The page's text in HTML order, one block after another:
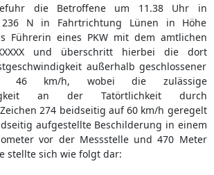
die Betroffene um 11.38 Uhr in
N in Fahrtrichtung Lünen in Höhe
Führerin eines PKW mit dem amtlichen
und überschritt hierbei die dort
außerhalb geschlossener
46 km/h, wobei die zulässige
an der Tatörtlichkeit durch
274 beidseitig auf 60 km/h geregelt
aufgestellte Beschilderung in einem
vor der Messstelle und 470 Meter
stellte sich wie folgt dar: